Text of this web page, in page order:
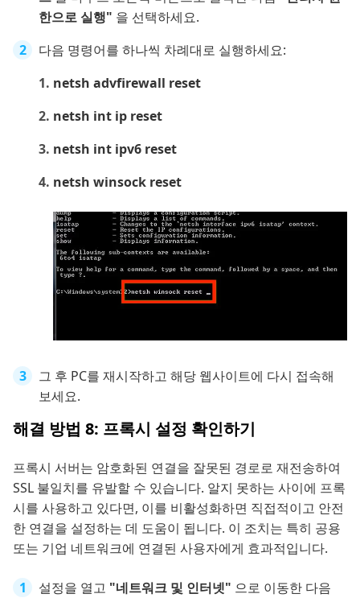
한으로 실행" 을 선택하세요.
다음 명령어를 하나씩 차례대로 실행하세요:
netsh advfirewall reset
netsh int ip reset
netsh int ipv6 reset
netsh winsock reset
그 후 PC를 재시작하고 해당 웹사이트에 다시 접속해
보세요.
해결 방법 8: 프록시 설정 확인하기
프록시 서버는 암호화된 연결을 잘못된 경로로 재전송하여
SSL 불일치를 유발할 수 있습니다. 알지 못하는 사이에 프록
시를 사용하고 있다면, 이를 비활성화하면 직접적이고 안전
한 연결을 설정하는 데 도움이 됩니다. 이 조치는 특히 공용
또는 기업 네트워크에 연결된 사용자에게 효과적입니다.
설정을 열고 "네트워크 및 인터넷" 으로 이동한 다음